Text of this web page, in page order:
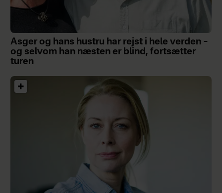
Asger og hans hustru har rejst i hele verden –
og selvom han næsten er blind, fortsætter
turen